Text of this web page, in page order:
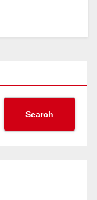
Search